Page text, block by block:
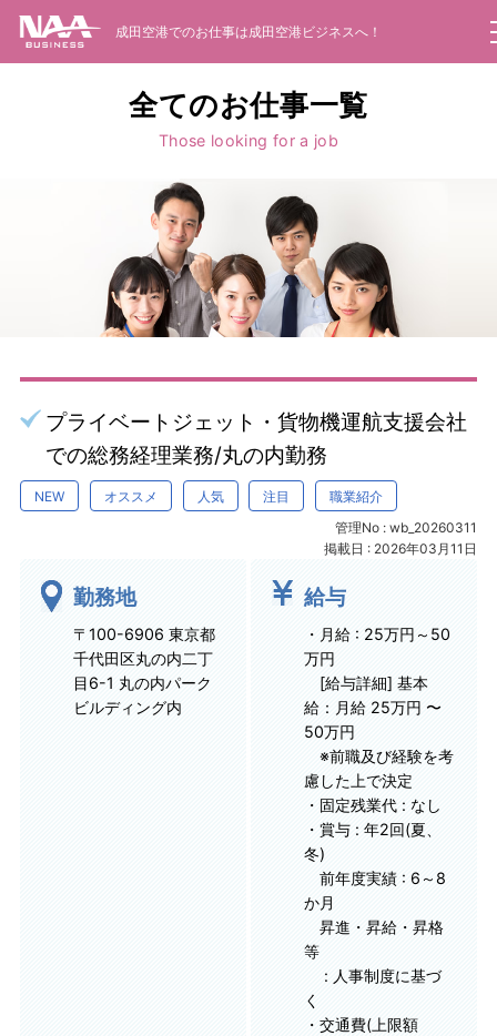
成田空港でのお仕事は成田空港ビジネスへ！
職業紹介のしくみ
お仕事をお探しの方
企業のご担当者様
新規登録はこちらから
全てのお仕事一覧
Those looking for a job
プライベートジェット・貨物機運航支援会社
での総務経理業務/丸の内勤務
NEW オススメ 人気 注目
職業紹介
管理No : wb_20260311
掲載日 : 2026年03月11日
勤務地
〒100-6906 東京都
千代田区丸の内二丁
目6-1 丸の内パーク
ビルディング内
給与
・月給 : 25万円～50
万円
[給与詳細] 基本
給：月給 25万円 〜
50万円
※前職及び経験を考
慮した上で決定
・固定残業代 : なし
・賞与 : 年2回(夏、
冬)
前年度実績 : 6～8
か月
昇進・昇給・昇格
等
: 人事制度に基づ
く
・交通費(上限額